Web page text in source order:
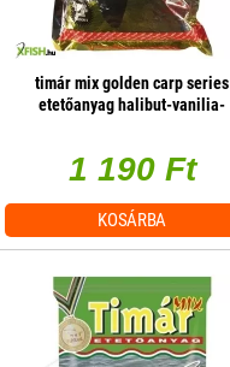
timár mix golden carp series
etetőanyag halibut-vanilia-
1 190 Ft
KOSÁRBA